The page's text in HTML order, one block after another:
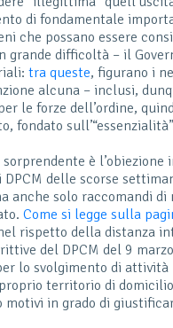
di fondamentale
che possano essere
grande difficoltà – il
tra queste, figurano i
alcuna – inclusi,
le forze dell’ordine,
fondato
è
delle scorse
anche solo raccomandi
Come si legge sulla
rispetto della distanza
del DPCM del 9
lo svolgimento di
territorio di
motivi in grado di